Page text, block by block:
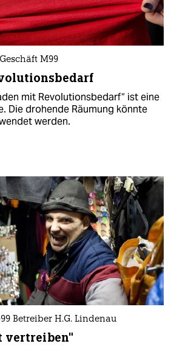
M99
mit Revolutionsbedarf“ ist eine
Die drohende Räumung könnte
werden.
Betreiber H.G. Lindenau
vertreiben"